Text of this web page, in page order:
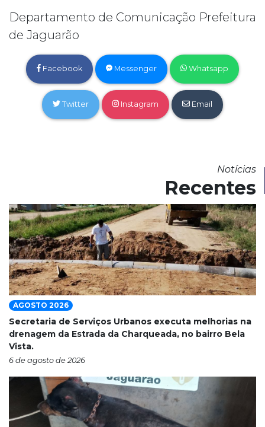
Departamento de Comunicação Prefeitura
de Jaguarão
Facebook Messenger Whatsapp
Twitter Instagram Email
Notícias
Recentes
AGOSTO 2026
Secretaria de Serviços Urbanos executa melhorias na
drenagem da Estrada da Charqueada, no bairro Bela
Vista.
6 de agosto de 2026